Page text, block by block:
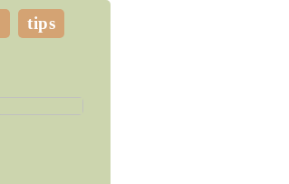
tips